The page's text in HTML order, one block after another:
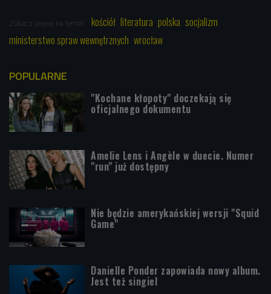
Zobacz więcej na temat: kościół literatura polska socjalizm
ministerstwo spraw wewnętrznych wrocław
POPULARNE
"Kochane kłopoty" doczekają się
oficjalnego dokumentu
Amelie Lens i Angèle w duecie. Numer
"run" już dostępny
Nie będzie amerykańskiej wersji "Squid
Game"
Danielle Ponder zapowiada nowy album.
Jest też singiel